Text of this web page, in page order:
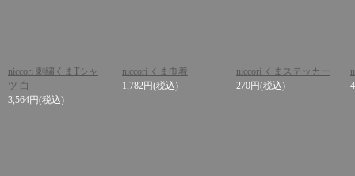
niccori 刺繍くまTシャ
ツ 白
3,564円(税込)
niccori くま巾着
1,782円(税込)
niccori くまステッカー
270円(税込)